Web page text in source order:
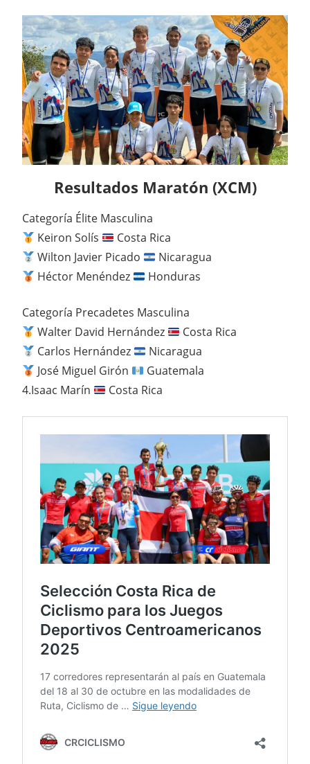
Resultados Maratón (XCM)
Categoría Élite Masculina
Keiron Solís
Costa Rica
Wilton Javier Picado
Nicaragua
Héctor Menéndez
Honduras
Categoría Precadetes Masculina
Walter David Hernández
Costa Rica
Carlos Hernández
Nicaragua
José Miguel Girón
Guatemala
4.Isaac Marín
Costa Rica